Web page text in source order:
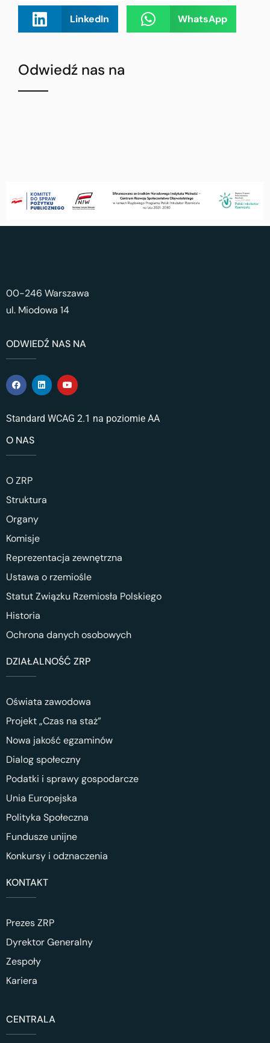
LinkedIn WhatsApp
Odwiedź nas na
00-246 Warszawa
ul. Miodowa 14
ODWIEDŹ NAS NA
Standard WCAG 2.1 na poziomie AA
O NAS
O ZRP
Struktura
Organy
Komisje
Reprezentacja zewnętrzna
Ustawa o rzemiośle
Statut Związku Rzemiosła Polskiego
Historia
Ochrona danych osobowych
DZIAŁALNOŚĆ ZRP
Oświata zawodowa
Projekt „Czas na staż”
Nowa jakość egzaminów
Dialog społeczny
Podatki i sprawy gospodarcze
Unia Europejska
Polityka Społeczna
Fundusze unijne
Konkursy i odznaczenia
KONTAKT
Prezes ZRP
Dyrektor Generalny
Zespoły
Kariera
CENTRALA